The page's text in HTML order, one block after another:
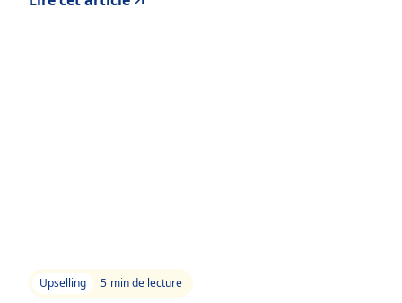
Upselling 5 min de lecture